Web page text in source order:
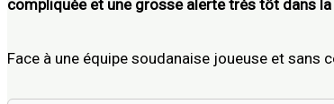
compliquée et une grosse alerte très tôt dans
Face à une équipe soudanaise joueuse et sans